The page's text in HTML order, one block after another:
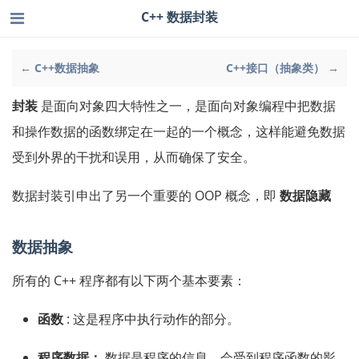
← C++数据抽象 C++接口（抽象类） →
C++ 数据封装
封装 是面向对象四大特性之一，是面向对象编程中把数据
和操作数据的函数绑定在一起的一个概念，这样能避免数据
受到外界的干扰和误用，从而确保了安全。
数据封装引申出了另一个重要的 OOP 概念，即 数据隐藏
数据抽象
所有的 C++ 程序都有以下两个基本要素：
函数 : 这是程序中执行动作的部分。